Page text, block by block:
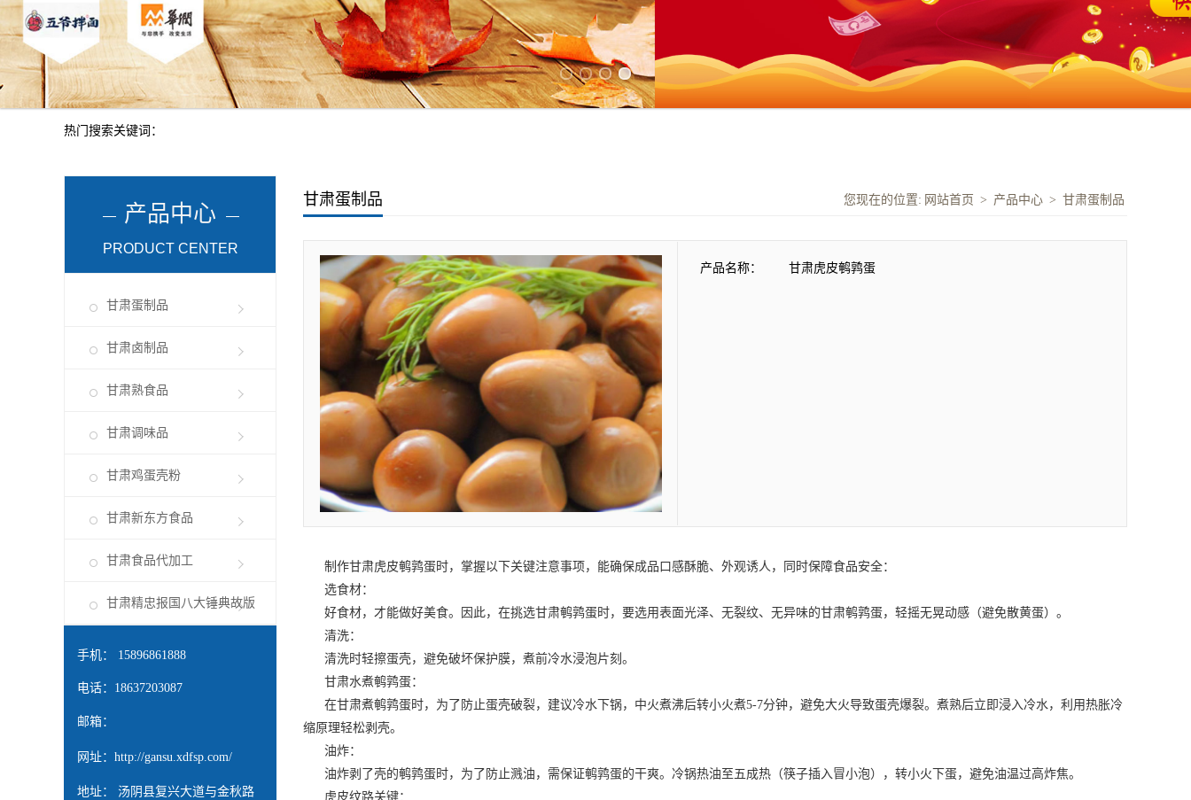
热门搜索关键词：
产品中心
PRODUCT CENTER
甘肃蛋制品
甘肃卤制品
甘肃熟食品
甘肃调味品
甘肃鸡蛋壳粉
甘肃新东方食品
甘肃食品代加工
甘肃精忠报国八大锤典故版
手机： 15896861888
电话：18637203087
邮箱：
网址： http://gansu.xdfsp.com/
地址： 汤阴县复兴大道与金秋路
甘肃蛋制品 您现在的位置: 网站首页 > 产品中心 > 甘肃蛋制品
产品名称： 甘肃虎皮鹌鹑蛋
制作甘肃虎皮鹌鹑蛋时，掌握以下关键注意事项，能确保成品口感酥脆、外观诱人，同时保障食品安全：
选食材：
好食材，才能做好美食。因此，在挑选甘肃鹌鹑蛋时，要选用表面光泽、无裂纹、无异味的甘肃鹌鹑蛋，轻摇无晃动感（避免散黄蛋）。
清洗：
清洗时轻擦蛋壳，避免破坏保护膜，煮前冷水浸泡片刻。
甘肃水煮鹌鹑蛋：
在甘肃煮鹌鹑蛋时，为了防止蛋壳破裂，建议冷水下锅，中火煮沸后转小火煮5-7分钟，避免大火导致蛋壳爆裂。煮熟后立即浸入冷水，利用热胀冷
缩原理轻松剥壳。
油炸：
油炸剥了壳的鹌鹑蛋时，为了防止溅油，需保证鹌鹑蛋的干爽。冷锅热油至五成热（筷子插入冒小泡），转小火下蛋，避免油温过高炸焦。
虎皮纹路关键：